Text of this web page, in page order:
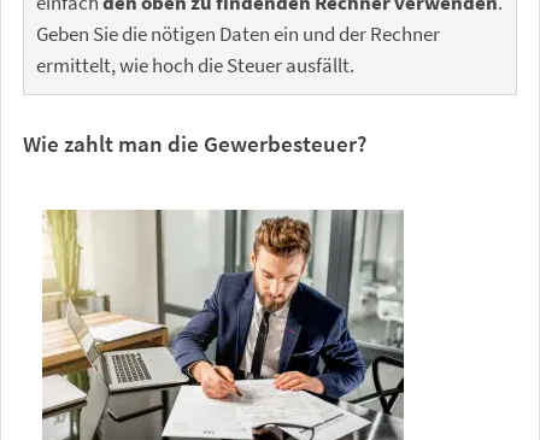
Geben Sie die nötigen Daten ein und der Rechner
ermittelt, wie hoch die Steuer ausfällt.
Wie zahlt man die Gewerbesteuer?